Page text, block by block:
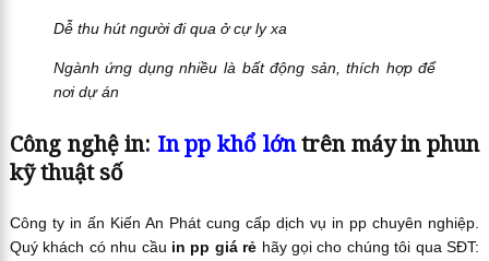
Dễ thu hút người đi qua ở cự ly xa
Ngành ứng dụng nhiều là bất động sản, thích hợp để
nơi dự án
Công nghệ in: In pp khổ lớntrên máy in phun
kỹ thuật số
Công ty in ấn Kiến An Phát cung cấp dịch vụ in pp chuyên nghiệp.
Quý khách có nhu cầu in pp giá rẻ hãy gọi cho chúng tôi qua SĐT: